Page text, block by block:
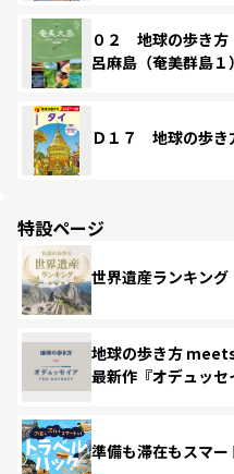
０２ 地球の歩き
呂麻島（奄美群島
Ｄ１７ 地球の歩
特設ページ
世界遺産ランキング
地球の歩き方
最新作『オデュッセ
準備も滞在もスマ